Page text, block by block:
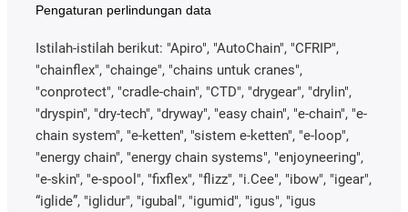
Pengaturan perlindungan data
Istilah-istilah berikut: "Apiro", "AutoChain", "CFRIP",
"chainflex", "chainge", "chains untuk cranes",
"conprotect", "cradle-chain", "CTD", "drygear", "drylin",
"dryspin", "dry-tech", "dryway", "easy chain", "e-chain", "e-
chain system", "e-ketten", "sistem e-ketten", "e-loop",
"energy chain", "energy chain systems", "enjoyneering",
"e-skin", "e-spool", "fixflex", "flizz", "i.Cee", "ibow", "igear",
“iglide”, "iglidur", "igubal", "igumid", "igus", "igus